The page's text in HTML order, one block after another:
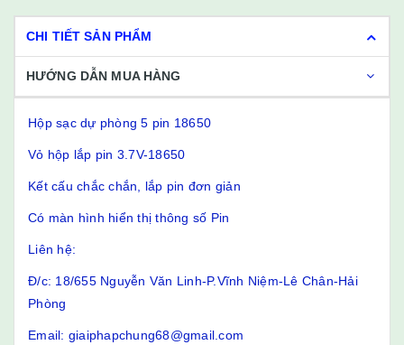
CHI TIẾT SẢN PHẨM
HƯỚNG DẪN MUA HÀNG
Hộp sạc dự phòng 5 pin 18650
Vỏ hộp lắp pin 3.7V-18650
Kết cấu chắc chắn, lắp pin đơn giản
Có màn hình hiển thị thông số Pin
Liên hệ:
Đ/c: 18/655 Nguyễn Văn Linh-P.Vĩnh Niệm-Lê Chân-Hải
Phòng
Email: giaiphapchung68@gmail.com